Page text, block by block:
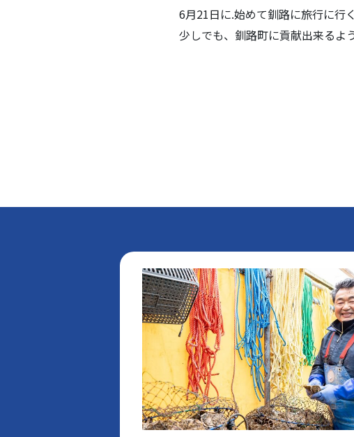
6月21日に.始めて釧路に旅行に行
少しでも、釧路町に貢献出来るよ